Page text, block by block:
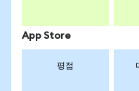
App Store
평점